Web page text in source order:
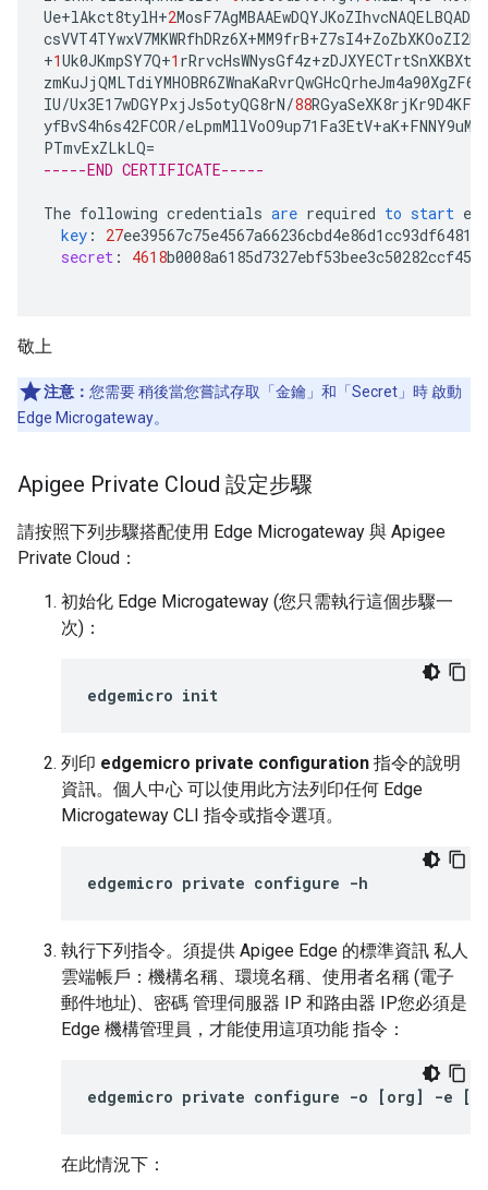
Ue+lAkct8tylH+2
csVVT4TYwxV7MKWRfhDRz6X+MM9frB+Z7sI4+
+1Uk0JKmpSY7Q+1 rRrvcHsWNysGf4z+
IU/Ux3E17wDGYPxjJs5otyQG8rN/88
yfBvS4h6s42FCOR/eLpmMllVoO9up71Fa3EtV+aK+
PTmvExZLkLQ=
-----END CERTIFICATE-----
The following credentials are required to start
key : 27
secret : 4618
敬上
注意： 您需要 稍後當您嘗試存取「金鑰」 和「Secret」 時 啟動
Edge Microgateway。
Apigee Private Cloud 設定步驟
請按照下列步驟搭配使用 Edge Microgateway 與 Apigee
Private Cloud：
初始化 Edge Microgateway (您只需執行這個步驟一
次)：
edgemicro init
列印 edgemicro private configuration 指令的說明
資訊。個人中心 可以使用此方法列印任何 Edge
Microgateway CLI 指令或指令選項。
edgemicro private configure -h
執行下列指令。須提供 Apigee Edge 的標準資訊 私人
雲端帳戶：機構名稱、環境名稱、使用者名稱 (電子
郵件地址)、密碼 管理伺服器 IP 和路由器 IP您必須是
Edge 機構管理員，才能使用這項功能 指令：
edgemicro private configure -o [ org] -e [
在此情況下：